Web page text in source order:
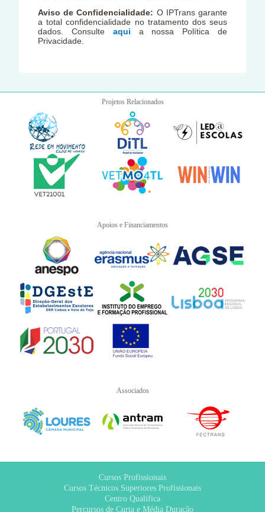
Aviso de Confidencialidade: O IPTrans garante
a total confidencialidade no tratamento dos seus
dados. Consulte aqui a nossa Política de
Privacidade.
Projetos Relacionados
Apoios e Financiamentos
Associados
Cursos Profissionais
Cursos Técnicos Superiores Profissionais
Centro Qualifica
Percursos de Curta e Média Duração